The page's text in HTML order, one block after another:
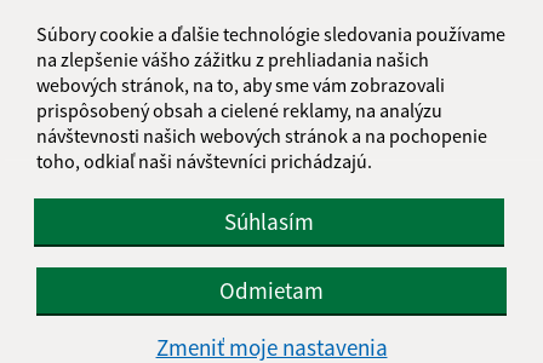
Súbory cookie a ďalšie technológie sledovania používame
na zlepšenie vášho zážitku z prehliadania našich
webových stránok, na to, aby sme vám zobrazovali
prispôsobený obsah a cielené reklamy, na analýzu
návštevnosti našich webových stránok a na pochopenie
toho, odkiaľ naši návštevníci prichádzajú.
Súhlasím
Odmietam
Zmeniť moje nastavenia
+421 55 300 90 01
IČO: 00690988